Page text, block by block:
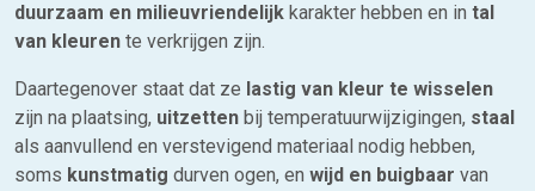
duurzaam en milieuvriendelijk karakter hebben en in tal
van kleuren te verkrijgen zijn.
Daartegenover staat dat ze lastig van kleur te wisselen
zijn na plaatsing, uitzetten bij temperatuurwijzigingen, staal
als aanvullend en verstevigend materiaal nodig hebben,
soms kunstmatig durven ogen, en wijd en buigbaar van